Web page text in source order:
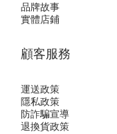
品牌故事
實體店鋪
顧客服務
運送政策
隱私政策
防詐騙宣導
退換貨政策